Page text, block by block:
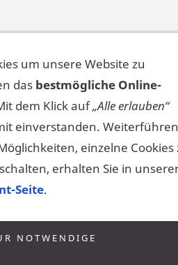
um unsere Website zu
das bestmögliche Online-
dem Klick auf„Alle erlauben“
einverstanden.
einzelne Cookies
erhalten Sie in
Seite.
NOTWENDIGE